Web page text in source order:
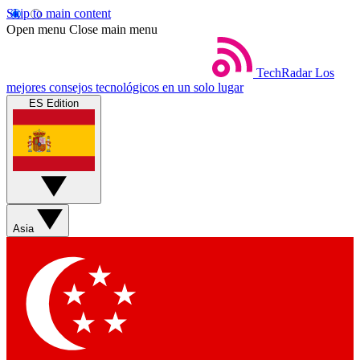
Skip to main content
Open menu Close main menu
TechRadar Los
mejores consejos tecnológicos en un solo lugar
ES Edition
Asia